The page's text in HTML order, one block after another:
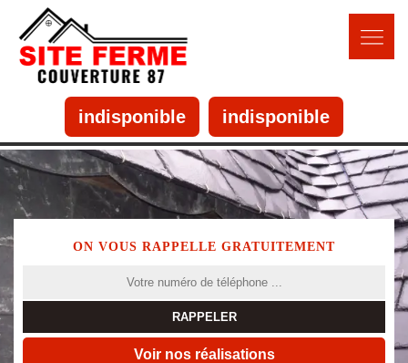
indisponible indisponible
ON VOUS RAPPELLE GRATUITEMENT
Voir nos réalisations